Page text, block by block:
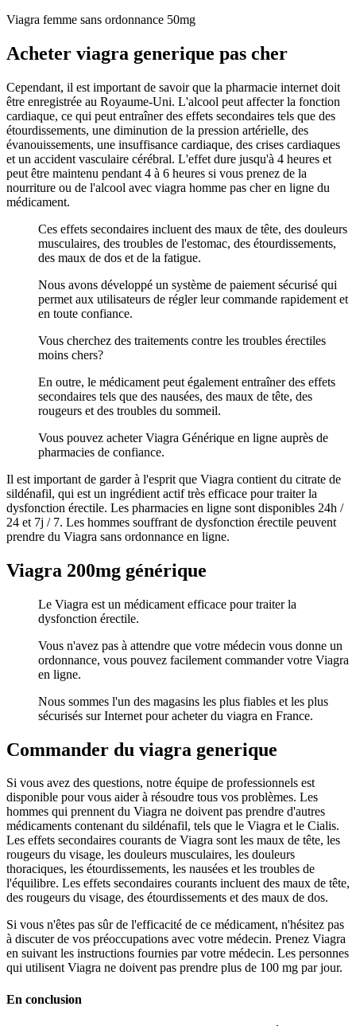
Viagra femme sans ordonnance 50mg
Acheter viagra generique pas cher
Cependant, il est important de savoir que la pharmacie internet doit
être enregistrée au Royaume-Uni. L'alcool peut affecter la fonction
cardiaque, ce qui peut entraîner des effets secondaires tels que des
étourdissements, une diminution de la pression artérielle, des
évanouissements, une insuffisance cardiaque, des crises cardiaques
et un accident vasculaire cérébral. L'effet dure jusqu'à 4 heures et
peut être maintenu pendant 4 à 6 heures si vous prenez de la
nourriture ou de l'alcool avec viagra homme pas cher en ligne du
médicament.
Ces effets secondaires incluent des maux de tête, des douleurs
musculaires, des troubles de l'estomac, des étourdissements,
des maux de dos et de la fatigue.
Nous avons développé un système de paiement sécurisé qui
permet aux utilisateurs de régler leur commande rapidement et
en toute confiance.
Vous cherchez des traitements contre les troubles érectiles
moins chers?
En outre, le médicament peut également entraîner des effets
secondaires tels que des nausées, des maux de tête, des
rougeurs et des troubles du sommeil.
Vous pouvez acheter Viagra Générique en ligne auprès de
pharmacies de confiance.
Il est important de garder à l'esprit que Viagra contient du citrate de
sildénafil, qui est un ingrédient actif très efficace pour traiter la
dysfonction érectile. Les pharmacies en ligne sont disponibles 24h /
24 et 7j / 7. Les hommes souffrant de dysfonction érectile peuvent
prendre du Viagra sans ordonnance en ligne.
Viagra 200mg générique
Le Viagra est un médicament efficace pour traiter la
dysfonction érectile.
Vous n'avez pas à attendre que votre médecin vous donne un
ordonnance, vous pouvez facilement commander votre Viagra
en ligne.
Nous sommes l'un des magasins les plus fiables et les plus
sécurisés sur Internet pour acheter du viagra en France.
Commander du viagra generique
Si vous avez des questions, notre équipe de professionnels est
disponible pour vous aider à résoudre tous vos problèmes. Les
hommes qui prennent du Viagra ne doivent pas prendre d'autres
médicaments contenant du sildénafil, tels que le Viagra et le Cialis.
Les effets secondaires courants de Viagra sont les maux de tête, les
rougeurs du visage, les douleurs musculaires, les douleurs
thoraciques, les étourdissements, les nausées et les troubles de
l'équilibre. Les effets secondaires courants incluent des maux de tête,
des rougeurs du visage, des étourdissements et des maux de dos.
Si vous n'êtes pas sûr de l'efficacité de ce médicament, n'hésitez pas
à discuter de vos préoccupations avec votre médecin. Prenez Viagra
en suivant les instructions fournies par votre médecin. Les personnes
qui utilisent Viagra ne doivent pas prendre plus de 100 mg par jour.
En conclusion